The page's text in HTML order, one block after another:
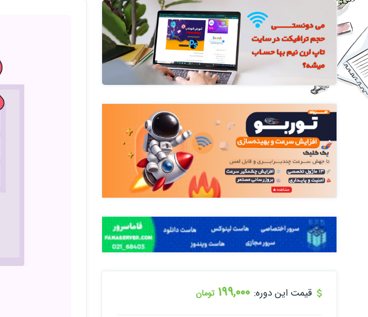
قیمت این دوره: 199,000 تومان